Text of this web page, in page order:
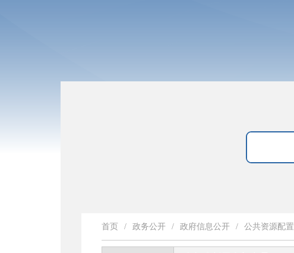
首页 / 政务公开 / 政府信息公开 / 公共资源配置